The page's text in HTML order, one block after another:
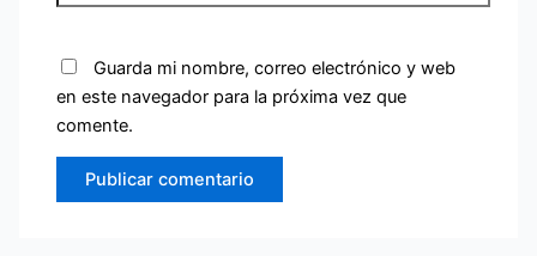
Guarda mi nombre, correo electrónico y web
en este navegador para la próxima vez que
comente.